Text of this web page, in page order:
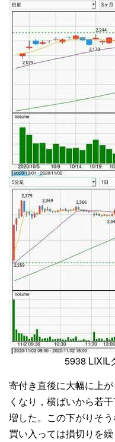
5938 LIXIL
寄付き直後に大幅に上
くなり，横ばいから若
増した。この下がりそ
買い入っては損切りを